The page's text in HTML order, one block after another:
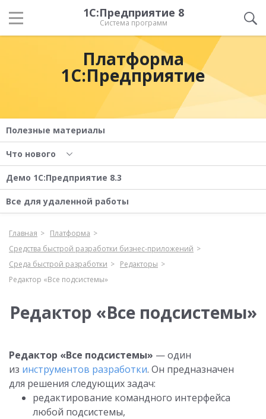
1С:Предприятие 8
Система программ
Платформа
1С:Предприятие
Полезные материалы
Что нового
Демо 1С:Предприятие 8.3
Все для удаленной работы
Главная
Платформа
Средства быстрой разработки бизнес-приложений
Среда быстрой разработки
Редакторы
Редактор «Все подсистемы»
Редактор «Все подсистемы»
Редактор «Все подсистемы» — один
из инструментов разработки. Он предназначен
для решения следующих задач:
редактирование командного интерфейса
любой подсистемы,